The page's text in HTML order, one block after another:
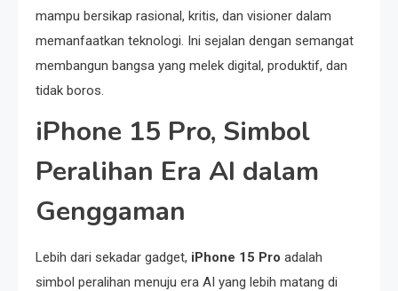
mampu bersikap rasional, kritis, dan visioner dalam
memanfaatkan teknologi. Ini sejalan dengan semangat
membangun bangsa yang melek digital, produktif, dan
tidak boros.
iPhone 15 Pro, Simbol
Peralihan Era AI dalam
Genggaman
Lebih dari sekadar gadget, iPhone 15 Pro adalah
simbol peralihan menuju era AI yang lebih matang di